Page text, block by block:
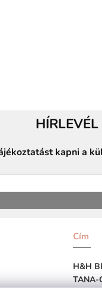
HÍRLEVÉL
kapni a
Cím
H&H
TANA-